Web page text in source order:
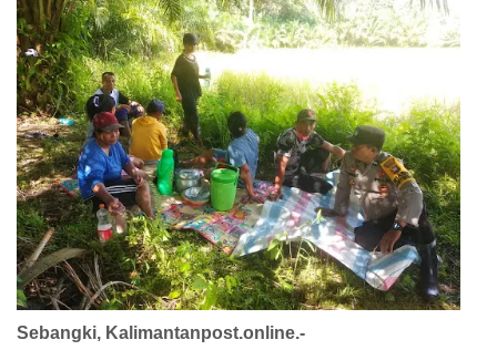
Sebangki, Kalimantanpost.online.-